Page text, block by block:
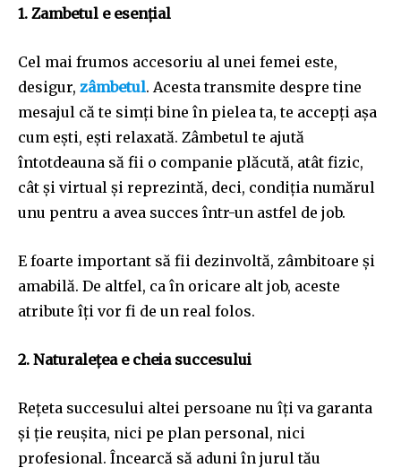
1. Zambetul e esențial
Cel mai frumos accesoriu al unei femei este,
desigur, zâmbetul. Acesta transmite despre tine
mesajul că te simți bine în pielea ta, te accepți așa
cum ești, ești relaxată. Zâmbetul te ajută
întotdeauna să fii o companie plăcută, atât fizic,
cât și virtual și reprezintă, deci, condiția numărul
unu pentru a avea succes într-un astfel de job.
E foarte important să fii dezinvoltă, zâmbitoare și
amabilă. De altfel, ca în oricare alt job, aceste
atribute îți vor fi de un real folos.
2. Naturalețea e cheia succesului
Rețeta succesului altei persoane nu îți va garanta
și ție reușita, nici pe plan personal, nici
profesional. Încearcă să aduni în jurul tău